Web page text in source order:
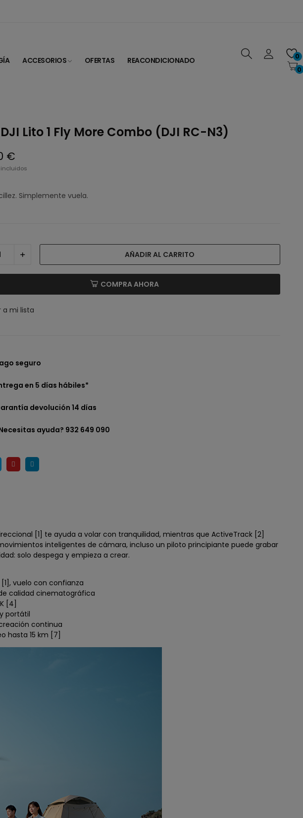
ACCESORIOS OFERTAS
REACONDICIONADO
0
0
Lito 1 Fly More Combo (DJI RC-N3)
€
Simplemente vuela.
AÑADIR AL CARRITO
COMPRA AHORA
a mi lista
seguro
en 5 días hábiles*
devolución 14 días
ayuda? 932 649 090
[1] te ayuda a volar con tranquilidad, mientras que ActiveTrack [2]
inteligentes de cámara, incluso un piloto principiante puede grabar
solo despega y empieza a crear.
vuelo con confianza
calidad cinematográfica
[4]
portátil
continua
hasta 15 km [7]